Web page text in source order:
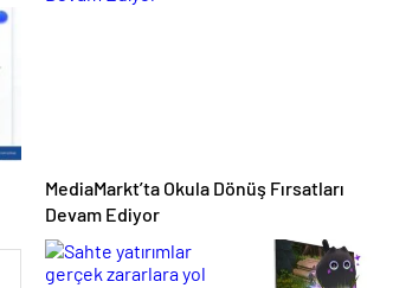
Kapılarını Kapattı
MediaMarkt’ta Okula Dönüş Fırsatları
Devam Ediyor